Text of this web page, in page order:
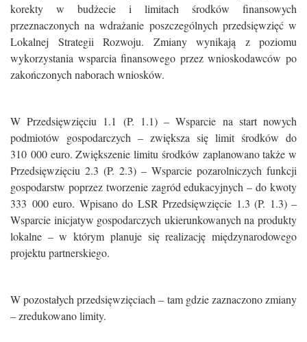
korekty w budżecie i limitach środków finansowych
przeznaczonych na wdrażanie poszczególnych przedsięwzięć w
Lokalnej Strategii Rozwoju. Zmiany wynikają z poziomu
wykorzystania wsparcia finansowego przez wnioskodawców po
zakończonych naborach wniosków.
W Przedsięwzięciu 1.1 (P. 1.1) – Wsparcie na start nowych
podmiotów gospodarczych – zwiększa się limit środków do
310 000 euro. Zwiększenie limitu środków zaplanowano także w
Przedsięwzięciu 2.3 (P. 2.3) – Wsparcie pozarolniczych funkcji
gospodarstw poprzez tworzenie zagród edukacyjnych – do kwoty
333 000 euro. Wpisano do LSR Przedsięwzięcie 1.3 (P. 1.3) –
Wsparcie inicjatyw gospodarczych ukierunkowanych na produkty
lokalne – w którym planuje się realizację międzynarodowego
projektu partnerskiego.
W pozostałych przedsięwzięciach – tam gdzie zaznaczono zmiany
– zredukowano limity.